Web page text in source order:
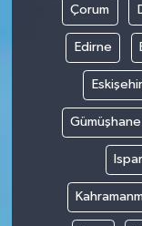
Çorum
Edirne
Eskişehir
Gümüşhane